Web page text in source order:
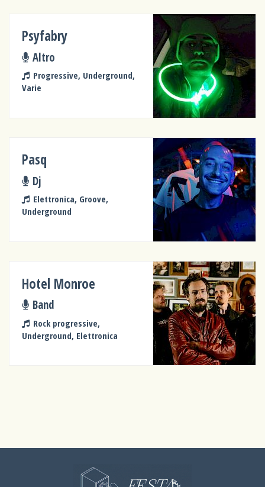
Psyfabry
Altro
Progressive, Underground,
Varie
Pasq
Dj
Elettronica, Groove,
Underground
Hotel Monroe
Band
Rock progressive,
Underground, Elettronica